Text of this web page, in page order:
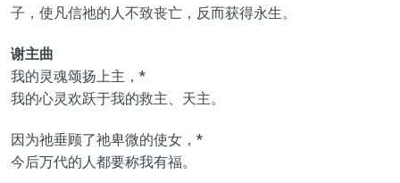
子，使凡信祂的人不致丧亡，反而获得永生。
谢主曲
我的灵魂颂扬上主，*
我的心灵欢跃于我的救主、天主。
因为祂垂顾了祂卑微的使女，*
今后万代的人都要称我有福。